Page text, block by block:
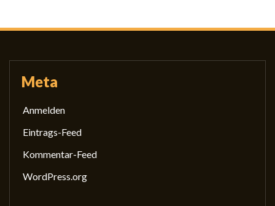
Meta
Anmelden
Eintrags-Feed
Kommentar-Feed
WordPress.org